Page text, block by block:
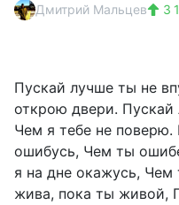
Дмитрий Мальцев 3
Пускай лучше ты не
открою двери.
Чем я тебе не поверю.
ошибусь, Чем ты
я на дне окажусь,
жива, пока ты живой,